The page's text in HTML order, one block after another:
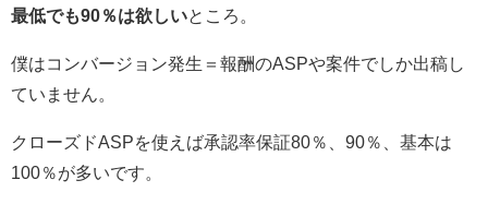
最低でも90％は欲しいところ。
僕はコンバージョン発生＝報酬のASPや案件でしか出稿し
ていません。
クローズドASPを使えば承認率保証80％、90％、基本は
100％が多いです。